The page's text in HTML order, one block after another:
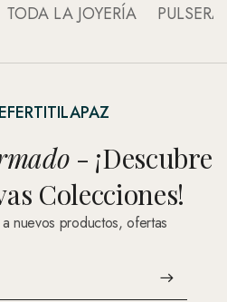
TODA LA JOYERÍA
- ¡Descubre
Colecciones!
nuevos productos, ofertas